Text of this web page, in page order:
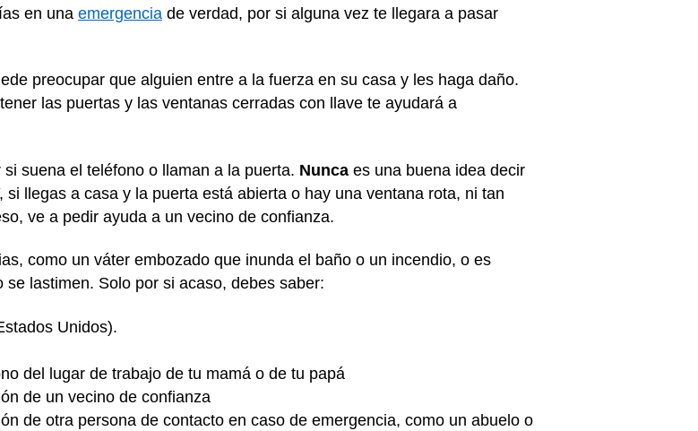
en una emergencia de verdad, por si alguna vez te llegara a pasar
preocupar que alguien entre a la fuerza en su casa y les haga daño.
las puertas y las ventanas cerradas con llave te ayudará a
suena el teléfono o llaman a la puerta. Nunca es una buena idea decir
llegas a casa y la puerta está abierta o hay una ventana rota, ni tan
ve a pedir ayuda a un vecino de confianza.
como un váter embozado que inunda el baño o un incendio, o es
lastimen. Solo por si acaso, debes saber:
Unidos).
del lugar de trabajo de tu mamá o de tu papá
de un vecino de confianza
de otra persona de contacto en caso de emergencia, como un abuelo o